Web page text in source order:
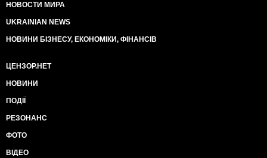
НОВОСТИ МИРА
UKRAINIAN NEWS
НОВИНИ БІЗНЕСУ, ЕКОНОМІКИ, ФІНАНСІВ
ЦЕНЗОР.НЕТ
НОВИНИ
ПОДІЇ
РЕЗОНАНС
ФОТО
ВІДЕО